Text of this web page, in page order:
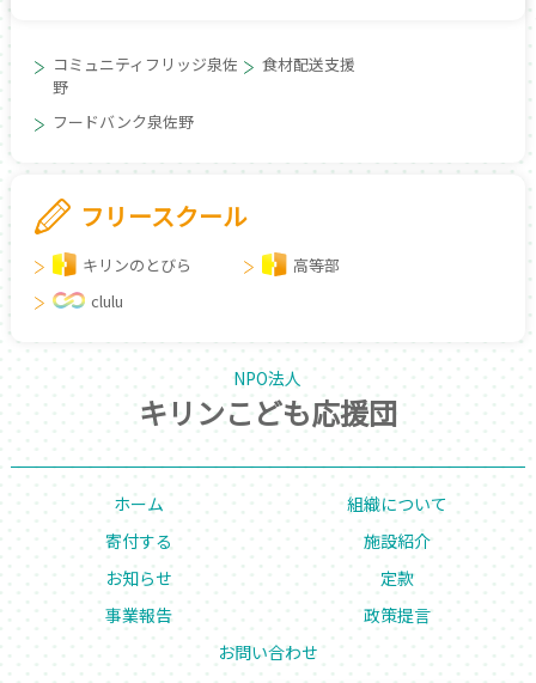
コミュニティフリッジ泉佐
野
食材配送支援
フードバンク泉佐野
フリースクール
キリンのとびら
高等部
clulu
NPO法人
キリンこども応援団
ホーム
組織について
寄付する
施設紹介
お知らせ
定款
事業報告
政策提言
お問い合わせ